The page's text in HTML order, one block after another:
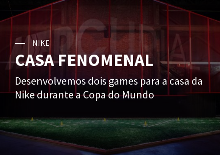
NIKE
CASA FENOMENAL
Desenvolvemos dois games para a casa da
Nike durante a Copa do Mundo